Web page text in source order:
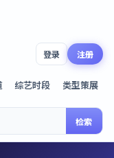
综艺时段 类型策展
检索
登录 注册